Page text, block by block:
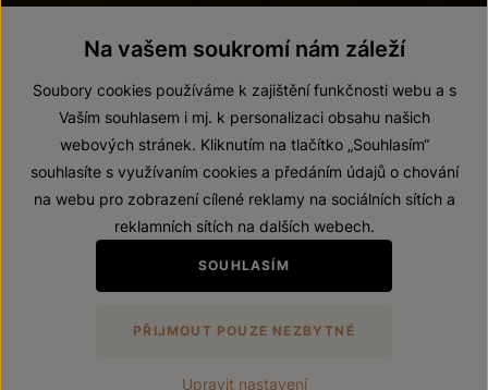
© 2026 ZNOVÍN ZNOJMO, a. s.
Prohlášení o přístupnosti
Zákaz prodeje alkoholických nápojů osobám mladším 18 let.
VytvořilwebProgress
Na vašem soukromí nám záleží
Soubory cookies používáme k zajištění funkčnosti webu a s
Vaším souhlasem i mj. k personalizaci obsahu našich
webových stránek. Kliknutím na tlačítko „Souhlasím“
souhlasíte s využívaním cookies a předáním údajů o chování
na webu pro zobrazení cílené reklamy na sociálních sítích a
reklamních sítích na dalších webech.
SOUHLASÍM
PŘIJMOUT POUZE NEZBYTNÉ
Upravit nastavení